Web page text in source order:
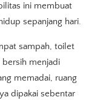
ini membuat
sepanjang hari.
sampah, toilet
bersih menjadi
memadai, ruang
dipakai sebentar